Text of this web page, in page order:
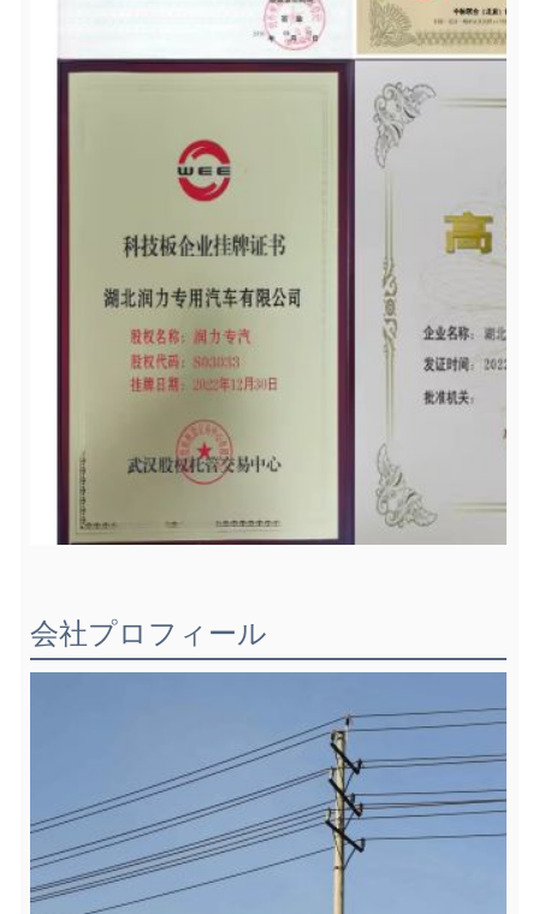
会社プロフィール